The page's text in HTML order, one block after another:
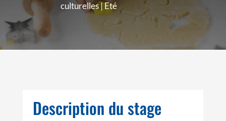
culturelles|Eté
Description du stage